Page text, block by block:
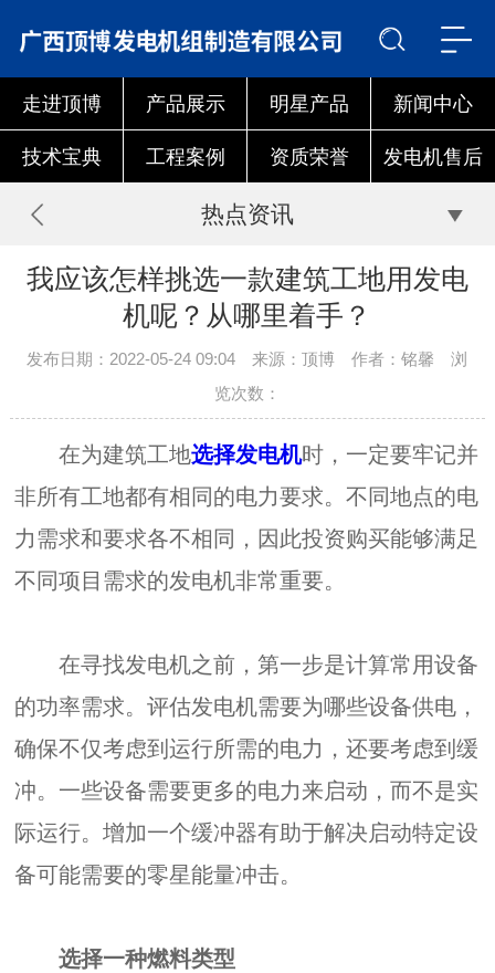
走进顶博 产品展示 明星产品 新闻中心
技术宝典 工程案例 资质荣誉 发电机售后
热点资讯
我应该怎样挑选一款建筑工地用发电
机呢？从哪里着手？
发布日期：2022-05-24 09:04 来源：顶博 作者：铭馨 浏
览次数：
在为建筑工地选择发电机时，一定要牢记并
非所有工地都有相同的电力要求。不同地点的电
力需求和要求各不相同，因此投资购买能够满足
不同项目需求的发电机非常重要。
在寻找发电机之前，第一步是计算常用设备
的功率需求。评估发电机需要为哪些设备供电，
确保不仅考虑到运行所需的电力，还要考虑到缓
冲。一些设备需要更多的电力来启动，而不是实
际运行。增加一个缓冲器有助于解决启动特定设
备可能需要的零星能量冲击。
选择一种燃料类型